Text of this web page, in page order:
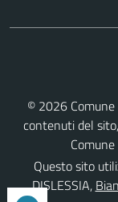
© 2026Comune
contenuti del
Questo sito
DISLESSIA,